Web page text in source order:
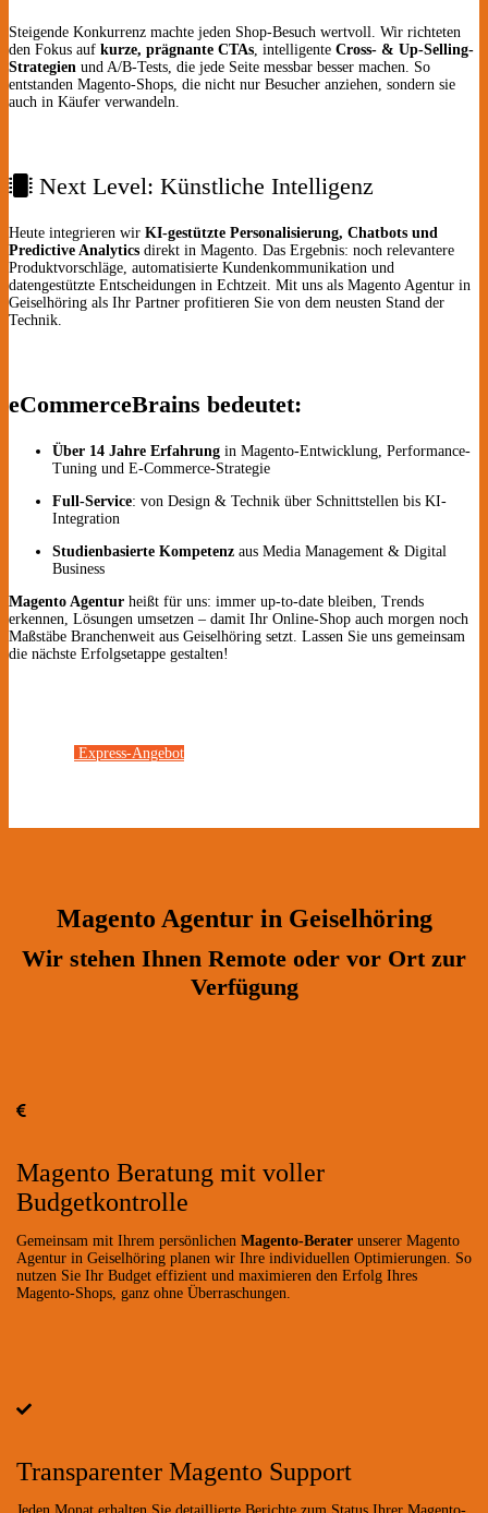
Steigende Konkurrenz machte jeden Shop-Besuch wertvoll. Wir richteten
den Fokus auf kurze, prägnante CTAs , intelligente Cross- & Up-Selling-
Strategien und A/B-Tests, die jede Seite messbar besser machen. So
entstanden Magento-Shops, die nicht nur Besucher anziehen, sondern sie
auch in Käufer verwandeln.
Next Level: Künstliche Intelligenz
Heute integrieren wir KI-gestützte Personalisierung, Chatbots und
Predictive Analytics direkt in Magento. Das Ergebnis: noch relevantere
Produkt­vorschläge, automatisierte Kunden­kommunikation und
datengestützte Entscheidungen in Echtzeit. Mit uns als Magento Agentur in
Geiselhöring als Ihr Partner profitieren Sie von dem neusten Stand der
Technik.
eCommerceBrains bedeutet:
Über 14 Jahre Erfahrung in Magento-Entwicklung, Performance-
Tuning und E-Commerce-Strategie
Full-Service: von Design & Technik über Schnittstellen bis KI-
Integration
Studienbasierte Kompetenz aus Media Management & Digital
Business
Magento Agentur heißt für uns: immer up-to-date bleiben, Trends
erkennen, Lösungen umsetzen – damit Ihr Online-Shop auch morgen noch
Maßstäbe Branchenweit aus Geiselhöring setzt. Lassen Sie uns gemeinsam
die nächste Erfolgsetappe gestalten!
Express-Angebot
Magento Agentur in Geiselhöring
Wir stehen Ihnen Remote oder vor Ort zur
Verfügung
Magento Beratung mit voller
Budgetkontrolle
Gemeinsam mit Ihrem persönlichen Magento-Berater unserer Magento
Agentur in Geiselhöring planen wir Ihre individuellen Optimierungen. So
nutzen Sie Ihr Budget effizient und maximieren den Erfolg Ihres
Magento-Shops, ganz ohne Überraschungen.
Transparenter Magento Support